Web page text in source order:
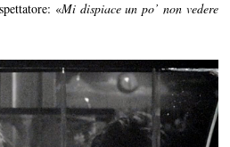
«Mi dispiace un po’ non vedere